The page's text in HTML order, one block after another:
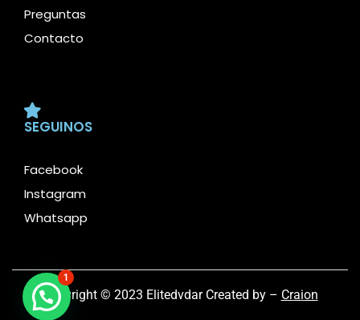
Preguntas
Contacto
SEGUINOS
Facebook
Instagram
Whatsapp
Copyright © 2023 Elitedvdar Created by – Craion
1